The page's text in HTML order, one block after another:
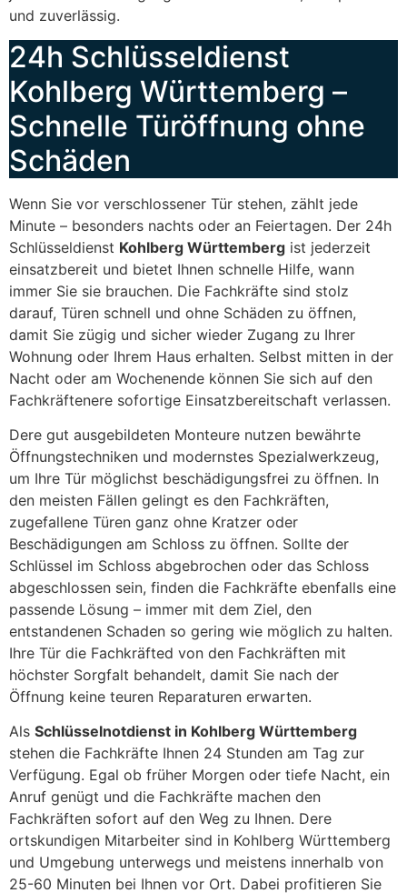
und zuverlässig.
24h Schlüsseldienst
Kohlberg Württemberg –
Schnelle Türöffnung ohne
Schäden
Wenn Sie vor verschlossener Tür stehen, zählt jede
Minute – besonders nachts oder an Feiertagen. Der 24h
Schlüsseldienst Kohlberg Württemberg ist jederzeit
einsatzbereit und bietet Ihnen schnelle Hilfe, wann
immer Sie sie brauchen. Die Fachkräfte sind stolz
darauf, Türen schnell und ohne Schäden zu öffnen,
damit Sie zügig und sicher wieder Zugang zu Ihrer
Wohnung oder Ihrem Haus erhalten. Selbst mitten in der
Nacht oder am Wochenende können Sie sich auf den
Fachkräftenere sofortige Einsatzbereitschaft verlassen.
Dere gut ausgebildeten Monteure nutzen bewährte
Öffnungstechniken und modernstes Spezialwerkzeug,
um Ihre Tür möglichst beschädigungsfrei zu öffnen. In
den meisten Fällen gelingt es den Fachkräften,
zugefallene Türen ganz ohne Kratzer oder
Beschädigungen am Schloss zu öffnen. Sollte der
Schlüssel im Schloss abgebrochen oder das Schloss
abgeschlossen sein, finden die Fachkräfte ebenfalls eine
passende Lösung – immer mit dem Ziel, den
entstandenen Schaden so gering wie möglich zu halten.
Ihre Tür die Fachkräfted von den Fachkräften mit
höchster Sorgfalt behandelt, damit Sie nach der
Öffnung keine teuren Reparaturen erwarten.
Als Schlüsselnotdienst in Kohlberg Württemberg
stehen die Fachkräfte Ihnen 24 Stunden am Tag zur
Verfügung. Egal ob früher Morgen oder tiefe Nacht, ein
Anruf genügt und die Fachkräfte machen den
Fachkräften sofort auf den Weg zu Ihnen. Dere
ortskundigen Mitarbeiter sind in Kohlberg Württemberg
und Umgebung unterwegs und meistens innerhalb von
25-60 Minuten bei Ihnen vor Ort. Dabei profitieren Sie